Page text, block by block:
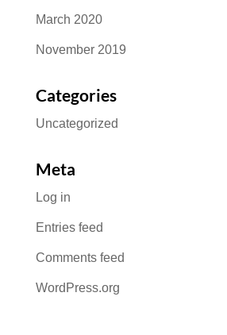
March 2020
November 2019
Categories
Uncategorized
Meta
Log in
Entries feed
Comments feed
WordPress.org